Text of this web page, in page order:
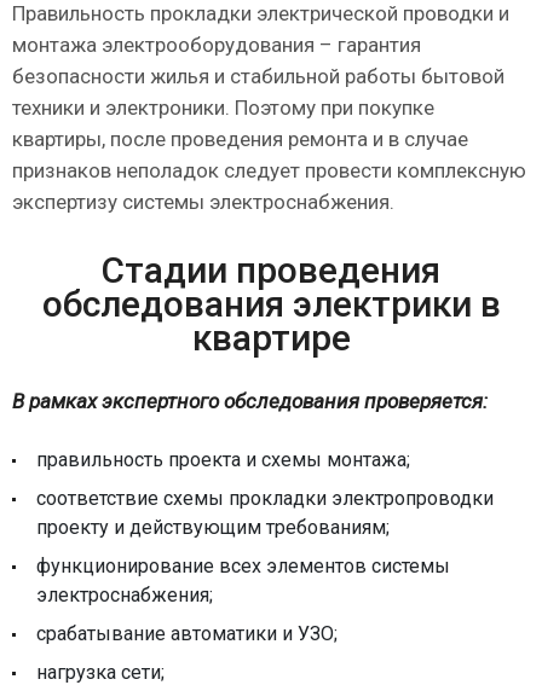
Правильность прокладки электрической проводки и
монтажа электрооборудования – гарантия
безопасности жилья и стабильной работы бытовой
техники и электроники. Поэтому при покупке
квартиры, после проведения ремонта и в случае
признаков неполадок следует провести комплексную
экспертизу системы электроснабжения.
Стадии проведения
обследования электрики в
квартире
В рамках экспертного обследования проверяется:
правильность проекта и схемы монтажа;
соответствие схемы прокладки электропроводки
проекту и действующим требованиям;
функционирование всех элементов системы
электроснабжения;
срабатывание автоматики и УЗО;
нагрузка сети;